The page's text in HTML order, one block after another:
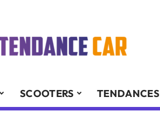
SCOOTERS TENDANCES